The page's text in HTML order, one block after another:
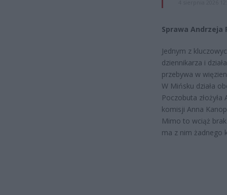
Sprawa Andrzeja
Jednym z
dziennikarza i
przebywa w
W Mińsku działa
Poczobuta
komisji Anna
Mimo to wciąż
ma z nim żadnego